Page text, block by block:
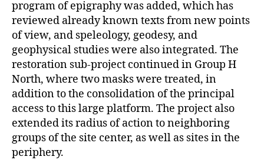
program of epigraphy was added, which has
reviewed already known texts from new points
of view, and speleology, geodesy, and
geophysical studies were also integrated. The
restoration sub-project continued in Group H
North, where two masks were treated, in
addition to the consolidation of the principal
access to this large platform. The project also
extended its radius of action to neighboring
groups of the site center, as well as sites in the
periphery.